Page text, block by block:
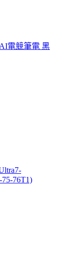
電競筆電 黑
76T1)